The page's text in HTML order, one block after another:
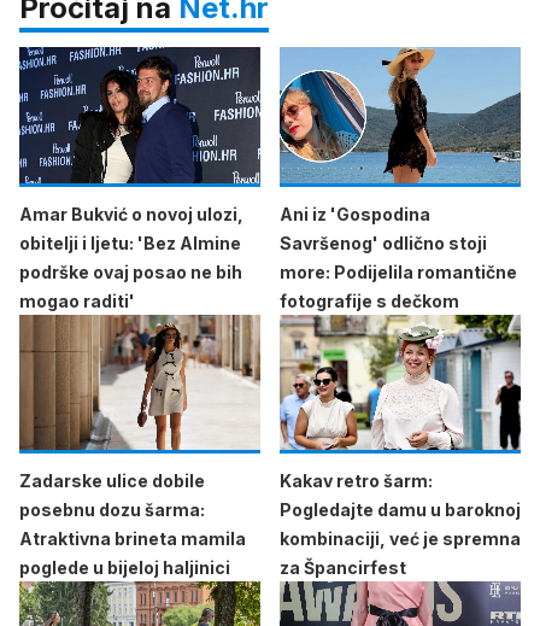
Pročitaj na Net.hr
Amar Bukvić o novoj ulozi,
obitelji i ljetu: 'Bez Almine
podrške ovaj posao ne bih
mogao raditi'
Ani iz 'Gospodina
Savršenog' odlično stoji
more: Podijelila romantične
fotografije s dečkom
Zadarske ulice dobile
posebnu dozu šarma:
Atraktivna brineta mamila
poglede u bijeloj haljinici
Kakav retro šarm:
Pogledajte damu u baroknoj
kombinaciji, već je spremna
za Špancirfest